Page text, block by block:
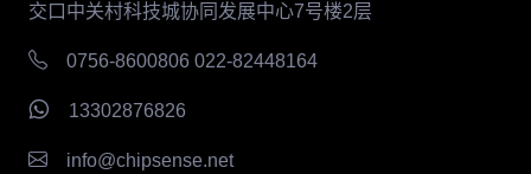
交口中关村科技城协同发展中心7号楼2层
0756-8600806 022-82448164
13302876826
info@chipsense.net